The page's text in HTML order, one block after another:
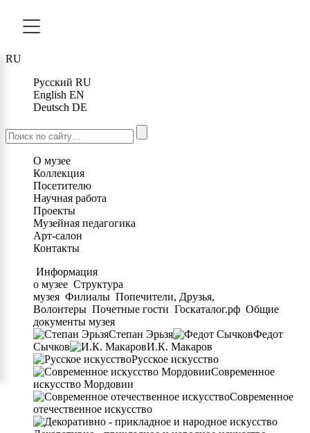
RU
Русский RU
English EN
Deutsch DE
О музее
Коллекция
Посетителю
Научная работа
Проекты
Музейная педагогика
Арт-салон
Контакты
Информация
о музее Структура
музея Филиалы Попечители, Друзья,
Волонтеры Почетные гости Госкаталог.рф Общие
документы музея
Степан Эрьзя
Федот
Сычков
И.К. Макаров
Русское искусство
Современное
искусство Мордовии
Современное
отечественное искусство